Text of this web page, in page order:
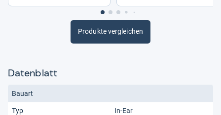
Produkte vergleichen
Datenblatt
Bauart
Typ In-Ear